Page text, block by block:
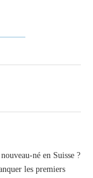
né en Suisse ?
les premiers